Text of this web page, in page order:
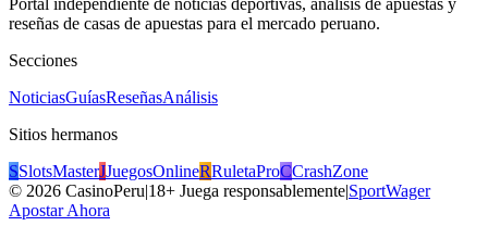
Portal independiente de noticias deportivas, análisis de apuestas y
reseñas de casas de apuestas para el mercado peruano.
Secciones
NoticiasGuíasReseñasAnálisis
Sitios hermanos
SSlotsMasterJJuegosOnlineRRuletaProCCrashZone
© 2026 CasinoPeru|18+ Juega responsablemente|SportWager
Apostar Ahora